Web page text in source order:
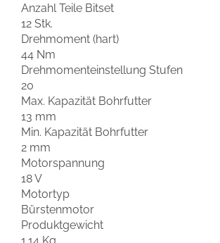
Anzahl Teile Bitset
12 Stk.
Drehmoment (hart)
44 Nm
Drehmomenteinstellung Stufen
20
Max. Kapazität Bohrfutter
13 mm
Min. Kapazität Bohrfutter
2 mm
Motorspannung
18 V
Motortyp
Bürstenmotor
Produktgewicht